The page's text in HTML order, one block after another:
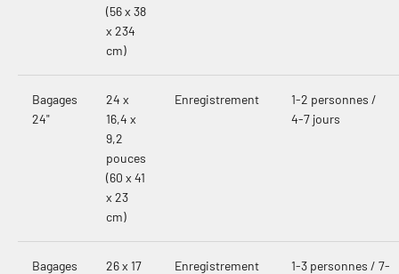
(56 x 38
x 234
cm)
Bagages
24"
24 x
16,4 x
9,2
pouces
(60 x 41
x 23
cm)
Enregistrement
1-2 personnes /
4-7 jours
Bagages
26 x 17
Enregistrement
1-3 personnes / 7-